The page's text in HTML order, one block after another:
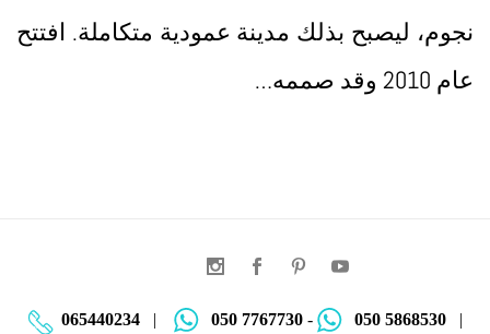
نجوم، ليصبح بذلك مدينة عمودية متكاملة. افتتح
عام 2010 وقد صممه…
065440234| 050 7767730- 050 5868530|